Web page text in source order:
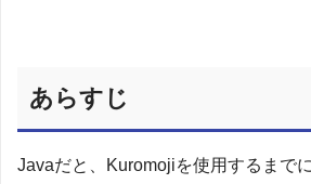
あらすじ
Javaだと、Kuromojiを使用するまで